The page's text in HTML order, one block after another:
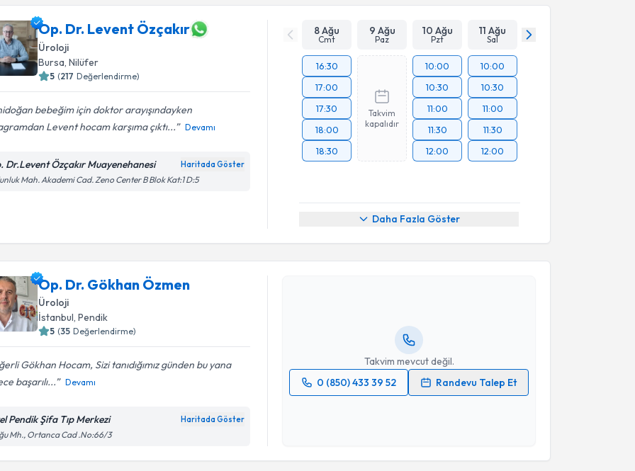
Op. Dr. Levent Özçakır
Üroloji
Bursa , Nilüfer
5 (217 Değerlendirme)
bebeğim için doktor arayışındayken
Levent hocam karşıma çıktı...
Devamı
Dr.Levent Özçakır Muayenehanesi Haritada Göster
Mah. Akademi Cad. Zeno Center B Blok Kat:1 D:5
8 Ağu
Cmt
9 Ağu
Paz
10 Ağu
Pzt
11 Ağu
Sal
16:30
17:00
17:30
18:00
18:30
Takvim
kapalıdır
10:00
10:30
11:00
11:30
12:00
10:00
10:30
11:00
11:30
12:00
Daha Fazla Göster
Op. Dr. Gökhan Özmen
Üroloji
İstanbul, Pendik
5 (35 Değerlendirme)
Gökhan Hocam, Sizi tanıdığımız günden bu yana
başarılı...
Devamı
Pendik Şifa Tıp Merkezi Haritada Göster
Mh., Ortanca Cad .No:66/3
Takvim mevcut değil.
0 (850) 433 39 52
Randevu Talep Et
Randevu Takvimi Talebi
Op. Dr. Gökhan Özmen